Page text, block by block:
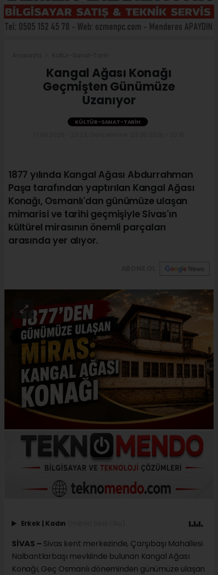
Kangal Ağası Konağı
Geçmişten Günümüze
Uzanıyor
KÜLTÜR-SANAT-TARIH
1877 yılında Kangal Ağası Abdurrahman
Paşa tarafından yaptırılan Kangal Ağası
Konağı, Osmanlı'dan günümüze ulaşan
mimarisi ve tarihi geçmişiyle Sivas'ın
kültürel mirasının önemli parçaları
arasında yer alıyor.
Erkek | Kadın
SİVAS – Sivas kent merkezinde, Çarşıbaşı Mahallesi
Nalbantlarbaşı mevkiinde bulunan Kangal Ağası
Konağı, Geç Osmanlı döneminden günümüze ulaşan